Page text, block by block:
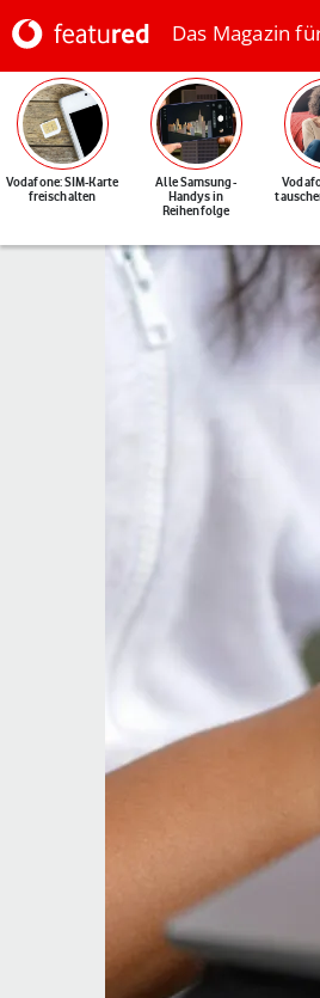
Das Magazin
Vodafone: SIM-Karte
freischalten
Alle Samsung-
Handys in
Reihenfolge